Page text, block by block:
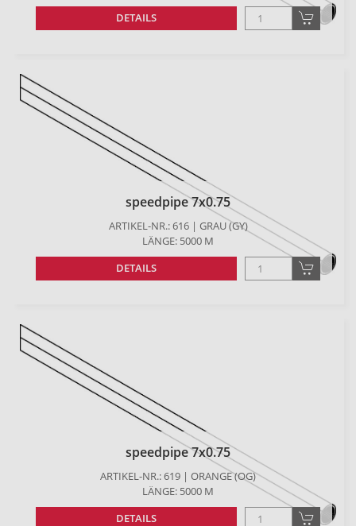
DETAILS
speedpipe 7x0.75
ARTIKEL-NR.: 616 | GRAU (GY)
LÄNGE: 5000 M
DETAILS
speedpipe 7x0.75
ARTIKEL-NR.: 619 | ORANGE (OG)
LÄNGE: 5000 M
DETAILS